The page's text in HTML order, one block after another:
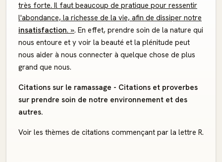
très forte. Il faut beaucoup de pratique pour ressentir
l'abondance, la richesse de la vie, afin de dissiper notre
insatisfaction. ». En effet, prendre soin de la nature qui
nous entoure et y voir la beauté et la plénitude peut
nous aider à nous connecter à quelque chose de plus
grand que nous.
Citations sur le ramassage - Citations et proverbes
sur prendre soin de notre environnement et des
autres.
Voir les thèmes de citations commençant par la lettre R.